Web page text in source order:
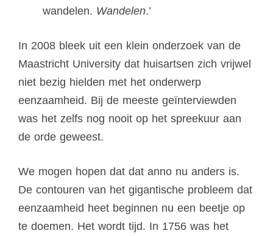
wandelen. Wandelen.’
In 2008 bleek uit een klein onderzoek van de
Maastricht University dat huisartsen zich vrijwel
niet bezig hielden met het onderwerp
eenzaamheid. Bij de meeste geïnterviewden
was het zelfs nog nooit op het spreekuur aan
de orde geweest.
We mogen hopen dat dat anno nu anders is.
De contouren van het gigantische probleem dat
eenzaamheid heet beginnen nu een beetje op
te doemen. Het wordt tijd. In 1756 was het